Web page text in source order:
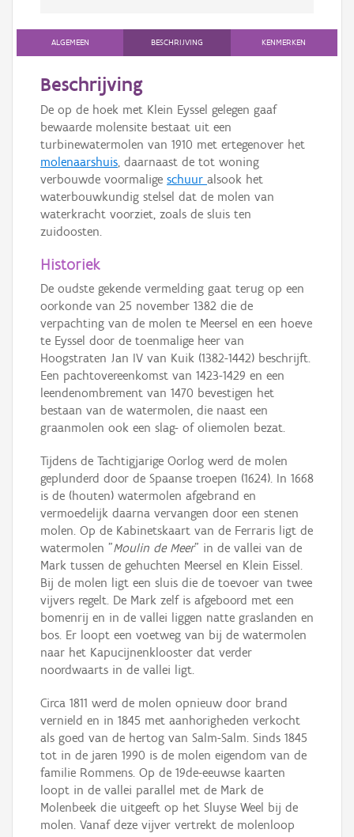
ALGEMEEN BESCHRIJVING KENMERKEN
Beschrijving
De op de hoek met Klein Eyssel gelegen gaaf
bewaarde molensite bestaat uit een
turbinewatermolen van 1910 met ertegenover het
molenaarshuis, daarnaast de tot woning
verbouwde voormalige schuur alsook het
waterbouwkundig stelsel dat de molen van
waterkracht voorziet, zoals de sluis ten
zuidoosten.
Historiek
De oudste gekende vermelding gaat terug op een
oorkonde van 25 november 1382 die de
verpachting van de molen te Meersel en een hoeve
te Eyssel door de toenmalige heer van
Hoogstraten Jan IV van Kuik (1382-1442) beschrijft.
Een pachtovereenkomst van 1423-1429 en een
leendenombrement van 1470 bevestigen het
bestaan van de watermolen, die naast een
graanmolen ook een slag- of oliemolen bezat.
Tijdens de Tachtigjarige Oorlog werd de molen
geplunderd door de Spaanse troepen (1624). In 1668
is de (houten) watermolen afgebrand en
vermoedelijk daarna vervangen door een stenen
molen. Op de Kabinetskaart van de Ferraris ligt de
watermolen "Moulin de Meer" in de vallei van de
Mark tussen de gehuchten Meersel en Klein Eissel.
Bij de molen ligt een sluis die de toevoer van twee
vijvers regelt. De Mark zelf is afgeboord met een
bomenrij en in de vallei liggen natte graslanden en
bos. Er loopt een voetweg van bij de watermolen
naar het Kapucijnenklooster dat verder
noordwaarts in de vallei ligt.
Circa 1811 werd de molen opnieuw door brand
vernield en in 1845 met aanhorigheden verkocht
als goed van de hertog van Salm-Salm. Sinds 1845
tot in de jaren 1990 is de molen eigendom van de
familie Rommens. Op de 19de-eeuwse kaarten
loopt in de vallei parallel met de Mark de
Molenbeek die uitgeeft op het Sluyse Weel bij de
molen. Vanaf deze vijver vertrekt de molenloop